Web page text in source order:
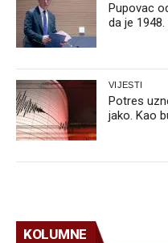
Pupovac
da je
VIJESTI
Potres
jako. Kao
KOLUMNE